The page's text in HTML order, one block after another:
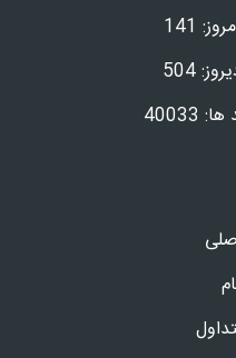
141
504
ها: 40033